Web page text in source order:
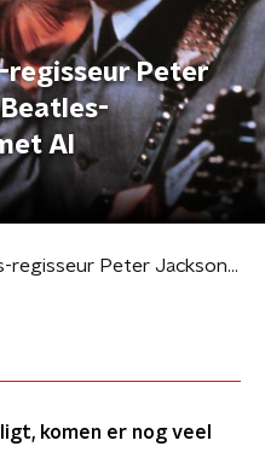
regisseur Peter
AI
Lord Of The Rings-regisseur Peter Jackson wil meer Beatles-nummers maken met AI
komen er nog veel